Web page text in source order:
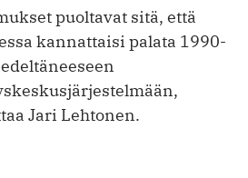
puoltavat sitä, että
kannattaisi palata 1990-
Jari Lehtonen.